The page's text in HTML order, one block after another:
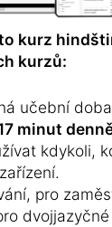
kurz
kurzů:
učební
minut
kdykoli,
pro
dvojjazyčné